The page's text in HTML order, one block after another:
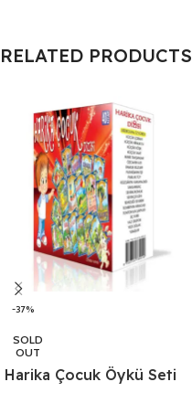
RELATED PRODUCTS
-37%
SOLD
OUT
Harika Çocuk Öykü Seti